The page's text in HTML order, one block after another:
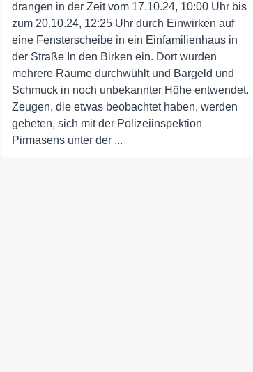
drangen in der Zeit vom 17.10.24, 10:00 Uhr bis
zum 20.10.24, 12:25 Uhr durch Einwirken auf
eine Fensterscheibe in ein Einfamilienhaus in
der Straße In den Birken ein. Dort wurden
mehrere Räume durchwühlt und Bargeld und
Schmuck in noch unbekannter Höhe entwendet.
Zeugen, die etwas beobachtet haben, werden
gebeten, sich mit der Polizeiinspektion
Pirmasens unter der ...